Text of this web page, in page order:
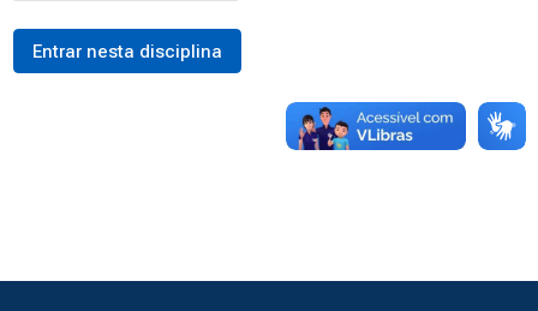
Entrar nesta disciplina